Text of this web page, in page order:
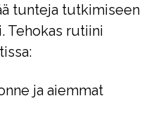
tunteja tutkimiseen
Tehokas rutiini
ja aiemmat